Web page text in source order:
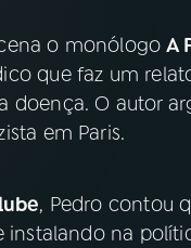
o monólogoA
que faz um
doença. O autor
em Paris.
, Pedro contou
instalando na